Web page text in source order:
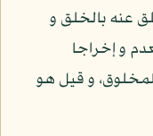
عنه بالخلق و
و إخراجا
و قيل هو